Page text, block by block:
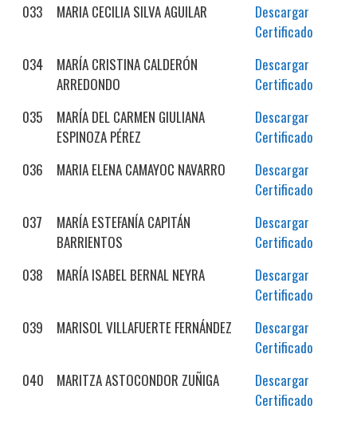
033
MARIA CECILIA SILVA AGUILAR
Descargar
Certificado
034
MARÍA CRISTINA CALDERÓN
ARREDONDO
Descargar
Certificado
035
MARÍA DEL CARMEN GIULIANA
ESPINOZA PÉREZ
Descargar
Certificado
036
MARIA ELENA CAMAYOC NAVARRO
Descargar
Certificado
037
MARÍA ESTEFANÍA CAPITÁN
BARRIENTOS
Descargar
Certificado
038
MARÍA ISABEL BERNAL NEYRA
Descargar
Certificado
039
MARISOL VILLAFUERTE FERNÁNDEZ
Descargar
Certificado
040
MARITZA ASTOCONDOR ZUÑIGA
Descargar
Certificado